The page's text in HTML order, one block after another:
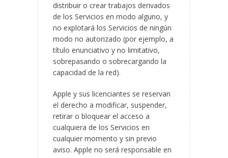
distribuir o crear trabajos derivados
de los Servicios en modo alguno, y
no explotará los Servicios de ningún
modo no autorizado (por ejemplo, a
título enunciativo y no limitativo,
sobrepasando o sobrecargando la
capacidad de la red).
Apple y sus licenciantes se reservan
el derecho a modificar, suspender,
retirar o bloquear el acceso a
cualquiera de los Servicios en
cualquier momento y sin previo
aviso. Apple no será responsable en